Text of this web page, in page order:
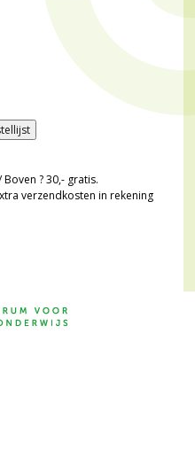
? 30,- gratis.
verzendkosten in rekening